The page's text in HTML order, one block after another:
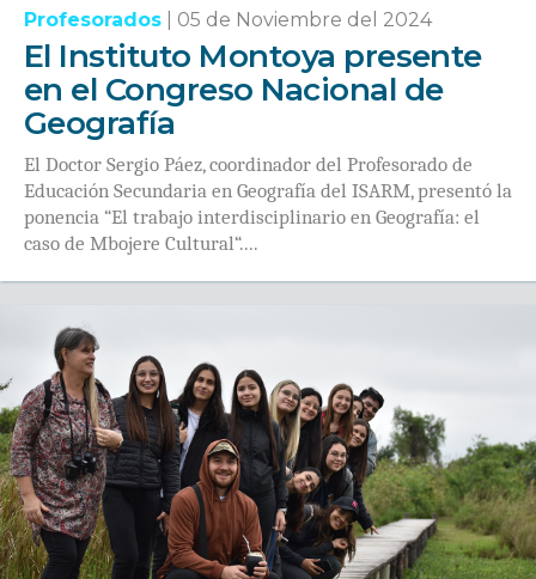
Profesorados 05 de Noviembre del 2024
El Instituto Montoya presente
en el Congreso Nacional de
Geografía
El Doctor Sergio Páez, coordinador del Profesorado de
Educación Secundaria en Geografía del ISARM, presentó la
ponencia “El trabajo interdisciplinario en Geografía: el
caso de Mbojere Cultural“....